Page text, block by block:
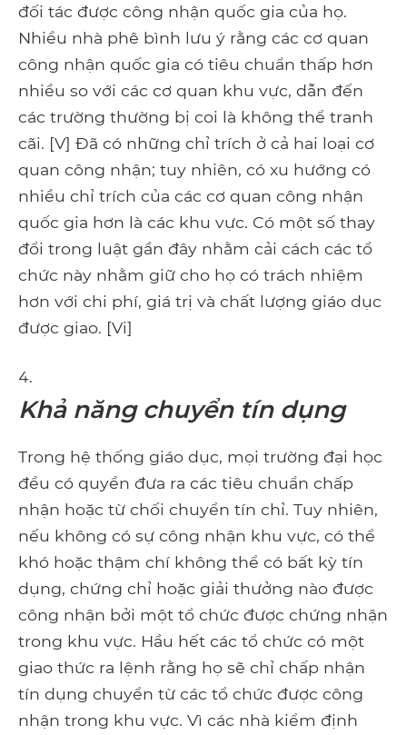
đối tác được công nhận quốc gia của họ.
Nhiều nhà phê bình lưu ý rằng các cơ quan
công nhận quốc gia có tiêu chuẩn thấp hơn
nhiều so với các cơ quan khu vực, dẫn đến
các trường thường bị coi là không thể tranh
cãi. [V] Đã có những chỉ trích ở cả hai loại cơ
quan công nhận; tuy nhiên, có xu hướng có
nhiều chỉ trích của các cơ quan công nhận
quốc gia hơn là các khu vực. Có một số thay
đổi trong luật gần đây nhằm cải cách các tổ
chức này nhằm giữ cho họ có trách nhiệm
hơn với chi phí, giá trị và chất lượng giáo dục
được giao. [Vi]
Khả năng chuyển tín dụng
Trong hệ thống giáo dục, mọi trường đại học
đều có quyền đưa ra các tiêu chuẩn chấp
nhận hoặc từ chối chuyển tín chỉ. Tuy nhiên,
nếu không có sự công nhận khu vực, có thể
khó hoặc thậm chí không thể có bất kỳ tín
dụng, chứng chỉ hoặc giải thưởng nào được
công nhận bởi một tổ chức được chứng nhận
trong khu vực. Hầu hết các tổ chức có một
giao thức ra lệnh rằng họ sẽ chỉ chấp nhận
tín dụng chuyển từ các tổ chức được công
nhận trong khu vực. Vì các nhà kiểm định